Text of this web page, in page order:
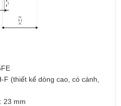
F (thiết kế dòng cao, có cánh,
: 23 mm